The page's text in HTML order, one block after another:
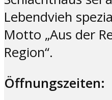
Lebendvieh
Motto „Aus der
Region“.
Öffnungszeiten: